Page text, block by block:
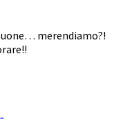
merendiamo?!